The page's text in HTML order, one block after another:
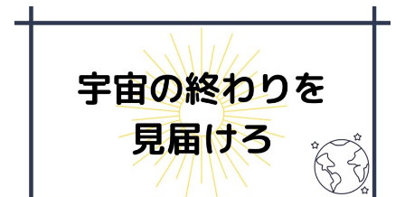
created byRinker
Amazonで商品を見る
楽天で商品を見る
ミスター・イモータルの活躍